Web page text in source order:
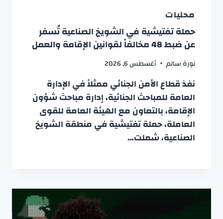
محليات
حملة تفتيشية في الشويخ الصناعية تُسفر
عن ضبط 48 مخالفاً لقوانين الإقامة والعمل
نورة سالم أغسطس 6, 2026
نفذ قطاع الأمن الجنائي ممثلاً في الإدارة
العامة للمباحث الجنائية، إدارة مباحث شؤون
الإقامة، بالتعاون مع الهيئة العامة للقوى
العاملة، حملة تفتيشية في منطقة الشويخ
الصناعية، شملت…